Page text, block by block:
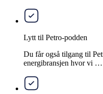
Lytt til Petro-podden
Du får også tilgang til
energibransjen hvor vi …